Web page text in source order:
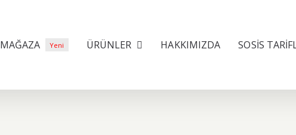
MAĞAZA Yeni ÜRÜNLER HAKKIMIZDA SOSİS